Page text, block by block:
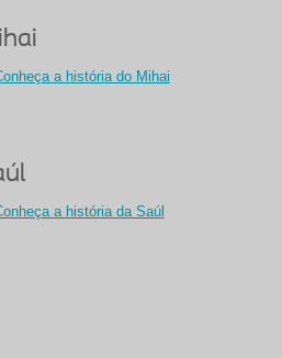
a história do Mihai
a história da Saúl